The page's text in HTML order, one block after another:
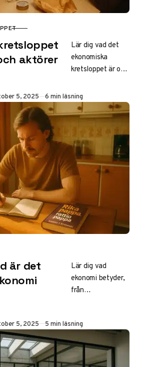
aktörer
Lär dig vad det
ekonomiska
kretsloppet är och
Sverige. Upptäck
skillnaden mellan
lilla och stora
aktörer som
hushåll och
företag samt
påverkan på
samhällsekonomin
– perfekt för åk 9
och nybörjare.
5, 2025 6 min läsning
är det
Lär dig vad
ekonomi betyder,
från
svensk ekonomi
2025 med svag
tillväxt, hög
arbetslöshet och
5, 2025 5 min läsning